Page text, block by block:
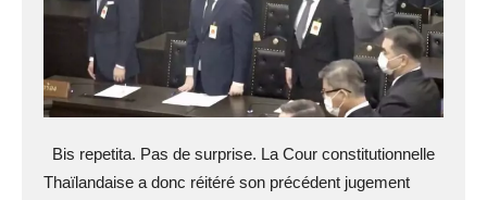
Bis repetita. Pas de surprise. La Cour constitutionnelle
Thaïlandaise a donc réitéré son précédent jugement